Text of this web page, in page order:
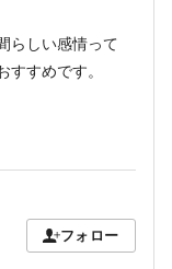
らしい感情って
すめです。
フォロー